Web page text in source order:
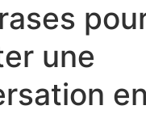
une
en